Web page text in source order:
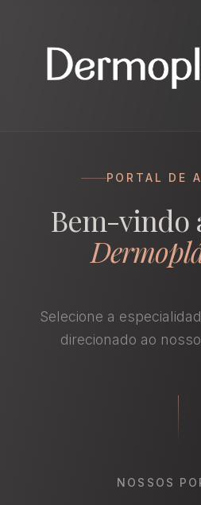
PORTAL DE
Bem-vindo
Selecione a
direcionado ao
NOSSOS